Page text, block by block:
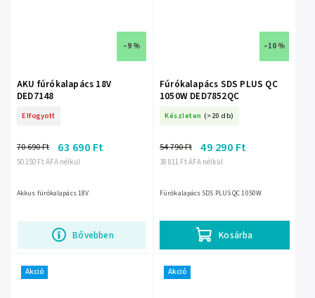
–9 %
AKU fúrókalapács 18V
DED7148
Elfogyott
50 150 Ft ÁFA nélkül
70 690 Ft 63 690 Ft
Bővebben
Akkus fúrókalapács 18V
–10 %
Fúrókalapács SDS PLUS QC
1050W DED7852QC
Készleten (>20 db)
38 811 Ft ÁFA nélkül
54 790 Ft 49 290 Ft
Kosárba
Fúrókalapács SDS PLUS QC 1050W
Akció Akció